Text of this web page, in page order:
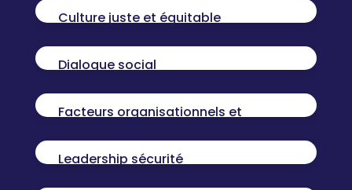
Culture juste et équitable
Dialogue social
Facteurs organisationnels et
Leadership sécurité